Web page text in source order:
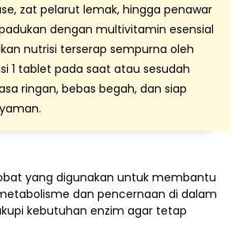
zat pelarut lemak, hingga penawar
dengan multivitamin esensial
nutrisi terserap sempurna oleh
1 tablet pada saat atau sesudah
ringan, bebas begah, dan siap
yang digunakan untuk membantu
dan pencernaan di dalam
kebutuhan enzim agar tetap